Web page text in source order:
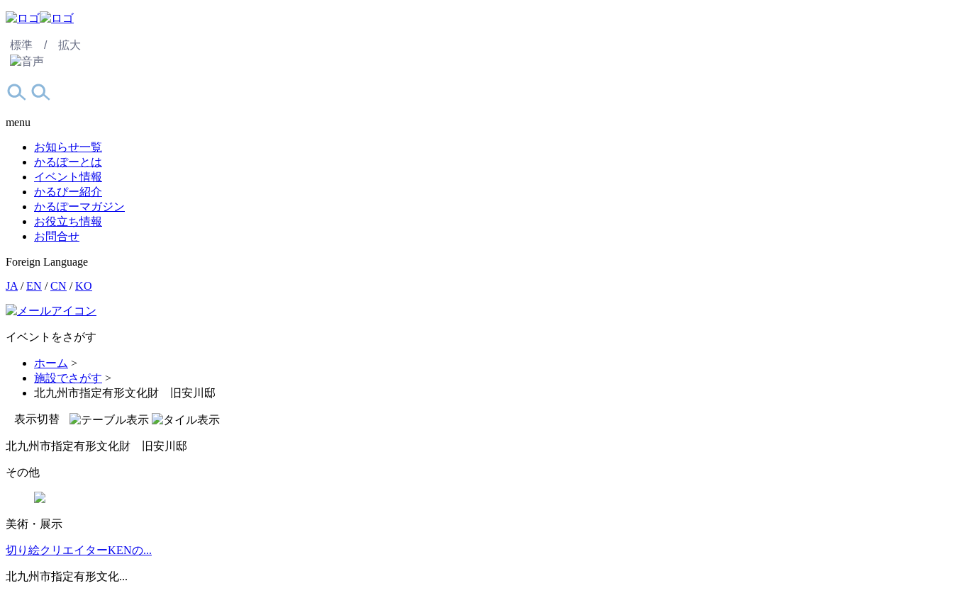
標準 / 拡大
menu
お知らせ一覧
かるぽーとは
イベント情報
かるぴー紹介
かるぽーマガジン
お役立ち情報
お問合せ
Foreign Language
JA /EN /CN /KO
イベントをさがす
ホーム >
施設でさがす >
北九州市指定有形文化財 旧安川邸
表示切替
北九州市指定有形文化財 旧安川邸
その他
美術・展示
切り絵クリエイターKENの...
北九州市指定有形文化...